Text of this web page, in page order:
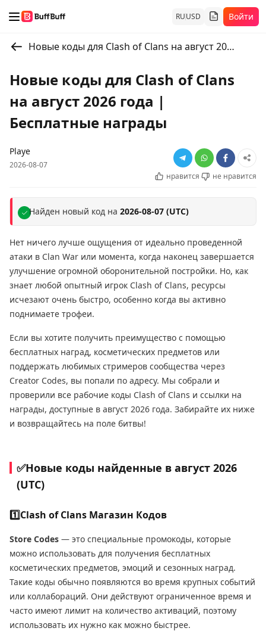
RUUSD Войти
Новые коды для Clash of Clans на август 2026 года | Бесплатные награды
Новые коды для Clash of Clans
на август 2026 года |
Бесплатные награды
Playe
2026-08-07
нравится
не нравится
Найден новый код на 2026-08-07 (UTC)
Нет ничего лучше ощущения от идеально проведенной
атаки в Clan War или момента, когда наконец завершается
улучшение огромной оборонительной постройки. Но, как
знает любой опытный игрок Clash of Clans, ресурсы
исчезают очень быстро, особенно когда вы активно
поднимаете трофеи.
Если вы хотите получить преимущество с помощью
бесплатных наград, косметических предметов или
поддержать любимых стримеров сообщества через
Creator Codes, вы попали по адресу. Мы собрали и
проверили все рабочие коды Clash of Clans и ссылки на
награды, доступные в август 2026 года. Забирайте их ниже
и возвращайтесь на поле битвы!
✅Новые коды найденные в август 2026
(UTC)
1️⃣Clash of Clans Магазин Кодов
Store Codes — это специальные промокоды, которые
можно использовать для получения бесплатных
косметических предметов, эмоций и сезонных наград.
Такие коды обычно появляются во время крупных событий
или коллабораций. Они действуют ограниченное время и
часто имеют лимит на количество активаций, поэтому
использовать их нужно как можно быстрее.